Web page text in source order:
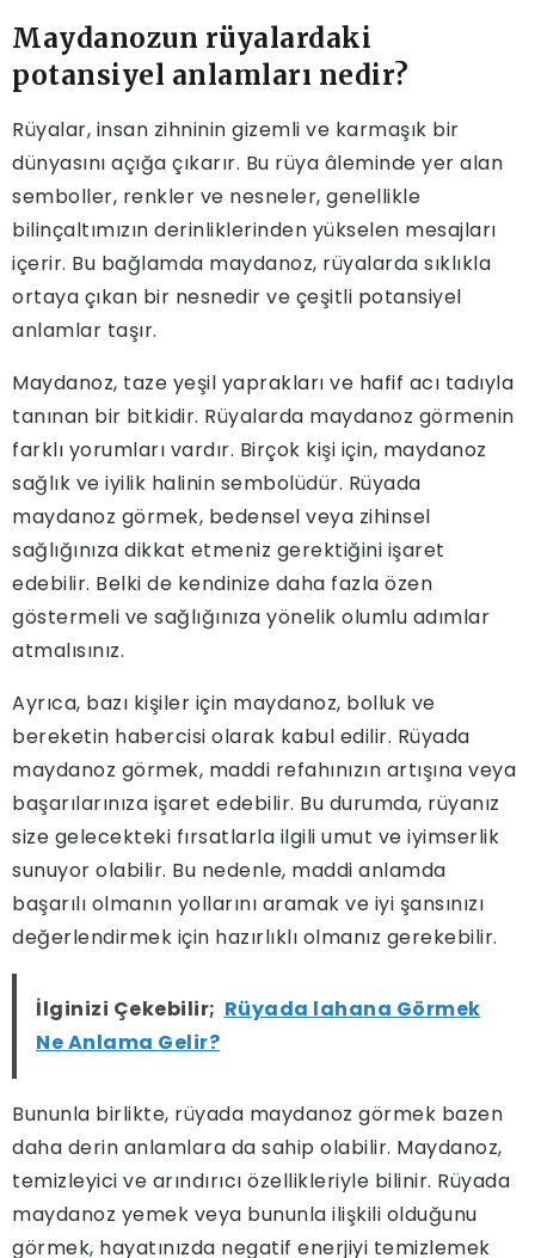
Maydanozun rüyalardaki
potansiyel anlamları nedir?
Rüyalar, insan zihninin gizemli ve karmaşık bir
dünyasını açığa çıkarır. Bu rüya âleminde yer alan
semboller, renkler ve nesneler, genellikle
bilinçaltımızın derinliklerinden yükselen mesajları
içerir. Bu bağlamda maydanoz, rüyalarda sıklıkla
ortaya çıkan bir nesnedir ve çeşitli potansiyel
anlamlar taşır.
Maydanoz, taze yeşil yaprakları ve hafif acı tadıyla
tanınan bir bitkidir. Rüyalarda maydanoz görmenin
farklı yorumları vardır. Birçok kişi için, maydanoz
sağlık ve iyilik halinin sembolüdür. Rüyada
maydanoz görmek, bedensel veya zihinsel
sağlığınıza dikkat etmeniz gerektiğini işaret
edebilir. Belki de kendinize daha fazla özen
göstermeli ve sağlığınıza yönelik olumlu adımlar
atmalısınız.
Ayrıca, bazı kişiler için maydanoz, bolluk ve
bereketin habercisi olarak kabul edilir. Rüyada
maydanoz görmek, maddi refahınızın artışına veya
başarılarınıza işaret edebilir. Bu durumda, rüyanız
size gelecekteki fırsatlarla ilgili umut ve iyimserlik
sunuyor olabilir. Bu nedenle, maddi anlamda
başarılı olmanın yollarını aramak ve iyi şansınızı
değerlendirmek için hazırlıklı olmanız gerekebilir.
İlginizi Çekebilir; Rüyada lahana Görmek
Ne Anlama Gelir?
Bununla birlikte, rüyada maydanoz görmek bazen
daha derin anlamlara da sahip olabilir. Maydanoz,
temizleyici ve arındırıcı özellikleriyle bilinir. Rüyada
maydanoz yemek veya bununla ilişkili olduğunu
görmek, hayatınızda negatif enerjiyi temizlemek